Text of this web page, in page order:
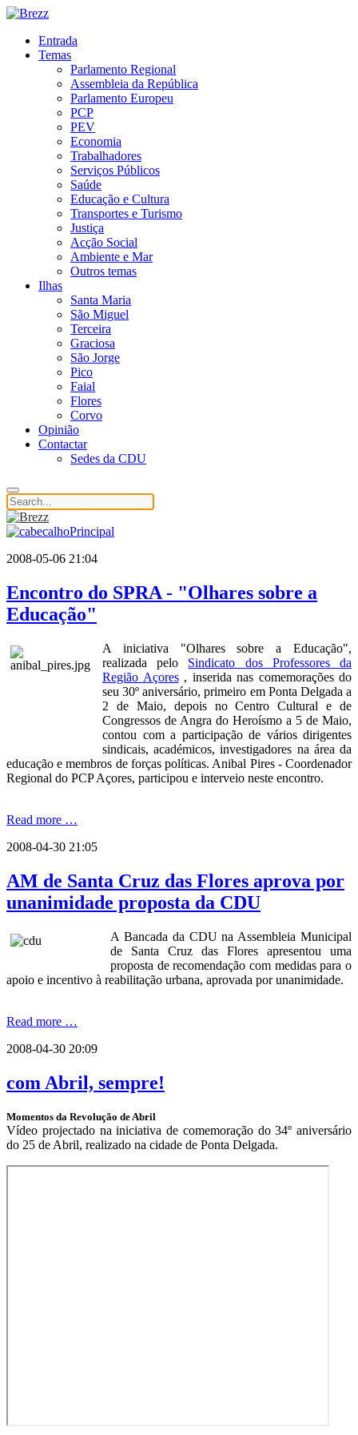
Entrada
Temas
Parlamento Regional
Assembleia da República
Parlamento Europeu
PCP
PEV
Economia
Trabalhadores
Serviços Públicos
Saúde
Educação e Cultura
Transportes e Turismo
Justiça
Acção Social
Ambiente e Mar
Outros temas
Ilhas
Santa Maria
São Miguel
Terceira
Graciosa
São Jorge
Pico
Faial
Flores
Corvo
Opinião
Contactar
Sedes da CDU
2008-05-06 21:04
Encontro do SPRA - "Olhares sobre a
Educação"
A iniciativa "Olhares sobre a Educação",
realizada pelo Sindicato dos Professores da
Região Açores, inserida nas comemorações do
seu 30º aniversário, primeiro em Ponta Delgada a
2 de Maio, depois no Centro Cultural e de
Congressos de Angra do Heroísmo a 5 de Maio,
contou com a participação de vários dirigentes
sindicais, académicos, investigadores na área da
educação e membros de forças políticas. Anibal Pires - Coordenador
Regional do PCP Açores, participou e interveio neste encontro.
Read more …
2008-04-30 21:05
AM de Santa Cruz das Flores aprova por
unanimidade proposta da CDU
A Bancada da CDU na Assembleia Municipal
de Santa Cruz das Flores apresentou uma
proposta de recomendação com medidas para o
apoio e incentivo à reabilitação urbana, aprovada por unanimidade.
Read more …
2008-04-30 20:09
com Abril, sempre!
Momentos da Revolução de Abril
Vídeo projectado na iniciativa de comemoração do 34º aniversário
do 25 de Abril, realizado na cidade de Ponta Delgada.